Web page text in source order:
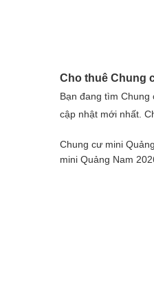
Cho thuê Chung
Bạn đang tìm
cập nhật mới nhất.
Chung cư mini
mini Quảng Nam